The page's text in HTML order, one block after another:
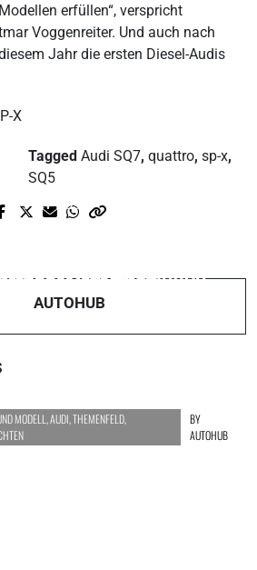
erfüllen“, verspricht
Voggenreiter. Und auch nach
Jahr die ersten Diesel-Audis
X
TaggedAudi SQ7,quattro,sp-x,
SQ5
Prev Post
DressmenRevolution
AUTOHUB
MODELL ,AUDI ,THEMENFELD
BY
AUTOHUB